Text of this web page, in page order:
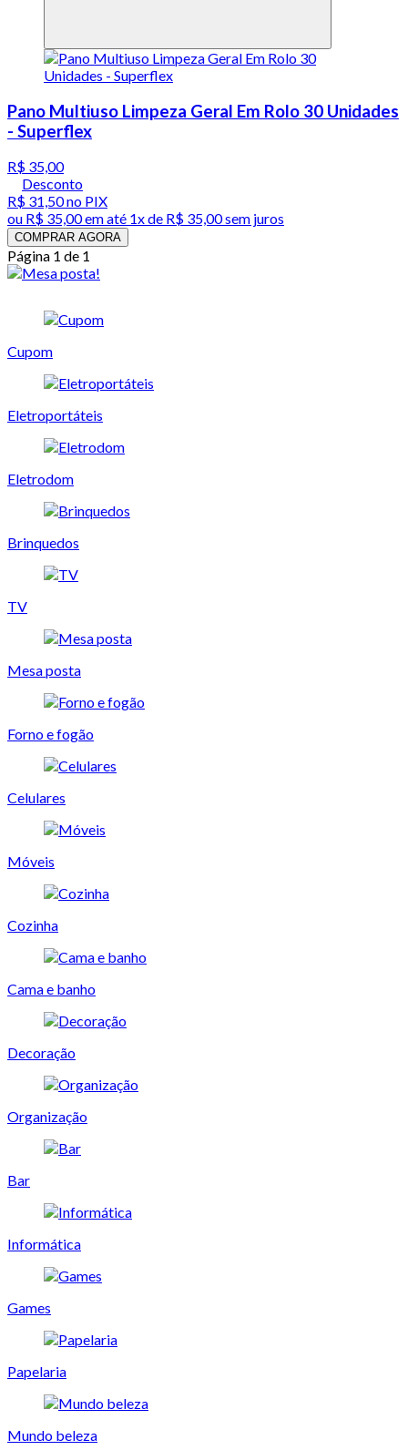
Pano Multiuso Limpeza Geral Em Rolo 30 Unidades
- Superflex
R$ 35,00
Desconto
R$ 31,50no PIX
ou R$ 35,00em até 1x de R$ 35,00sem juros
COMPRAR AGORA
Página 1 de 1
Cupom
Eletroportáteis
Eletrodom
Brinquedos
TV
Mesa posta
Forno e fogão
Celulares
Móveis
Cozinha
Cama e banho
Decoração
Organização
Bar
Informática
Games
Papelaria
Mundo beleza